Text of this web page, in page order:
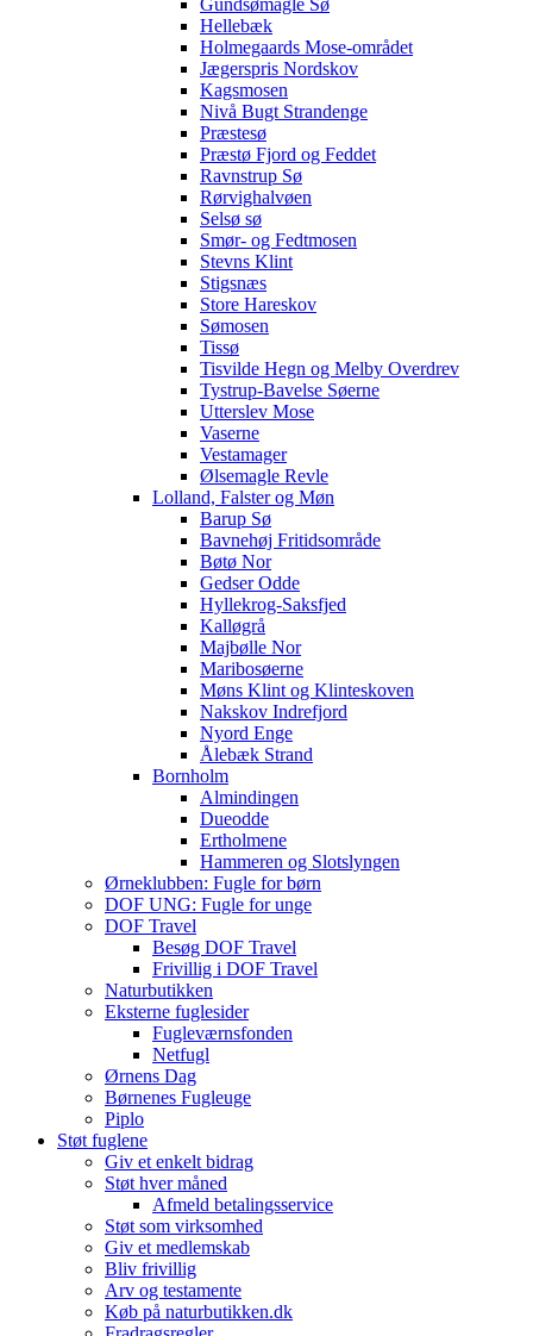
Gundsømagle Sø
Hellebæk
Holmegaards Mose-området
Jægerspris Nordskov
Kagsmosen
Nivå Bugt Strandenge
Præstesø
Præstø Fjord og Feddet
Ravnstrup Sø
Rørvighalvøen
Selsø sø
Smør- og Fedtmosen
Stevns Klint
Stigsnæs
Store Hareskov
Sømosen
Tissø
Tisvilde Hegn og Melby Overdrev
Tystrup-Bavelse Søerne
Utterslev Mose
Vaserne
Vestamager
Ølsemagle Revle
Lolland, Falster og Møn
Barup Sø
Bavnehøj Fritidsområde
Bøtø Nor
Gedser Odde
Hyllekrog-Saksfjed
Kalløgrå
Majbølle Nor
Maribosøerne
Møns Klint og Klinteskoven
Nakskov Indrefjord
Nyord Enge
Ålebæk Strand
Bornholm
Almindingen
Dueodde
Ertholmene
Hammeren og Slotslyngen
Ørneklubben: Fugle for børn
DOF UNG: Fugle for unge
DOF Travel
Besøg DOF Travel
Frivillig i DOF Travel
Naturbutikken
Eksterne fuglesider
Fugleværnsfonden
Netfugl
Ørnens Dag
Børnenes Fugleuge
Piplo
Støt fuglene
Giv et enkelt bidrag
Støt hver måned
Afmeld betalingsservice
Støt som virksomhed
Giv et medlemskab
Bliv frivillig
Arv og testamente
Køb på naturbutikken.dk